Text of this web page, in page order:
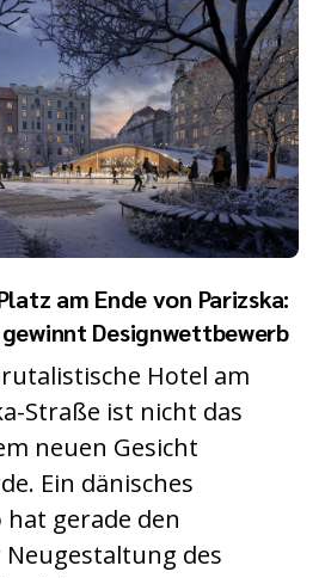
am Ende von Parizska:
Designwettbewerb
Hotel am
Straße ist nicht das
neuen Gesicht
Ein dänisches
gerade den
des